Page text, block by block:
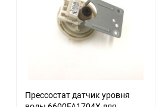
Прессостат датчик уровня